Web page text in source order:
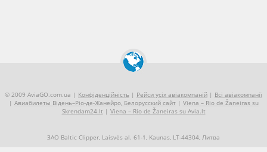
© 2009 AviaGO.com.ua | Конфіденційність | Рейси усіх авіакомпаній | Всі авіакомпанії
| Авиабилеты Відень–Ріо-де-Жанейро, Белорусский сайт| Viena – Rio de Žaneiras su
Skrendam24.lt | Viena – Rio de Žaneiras su Avia.lt
ЗАО Baltic Clipper, Laisvės al. 61-1, Kaunas, LT-44304, Литва